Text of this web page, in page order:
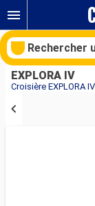
EXPLORA IV
Rechercher